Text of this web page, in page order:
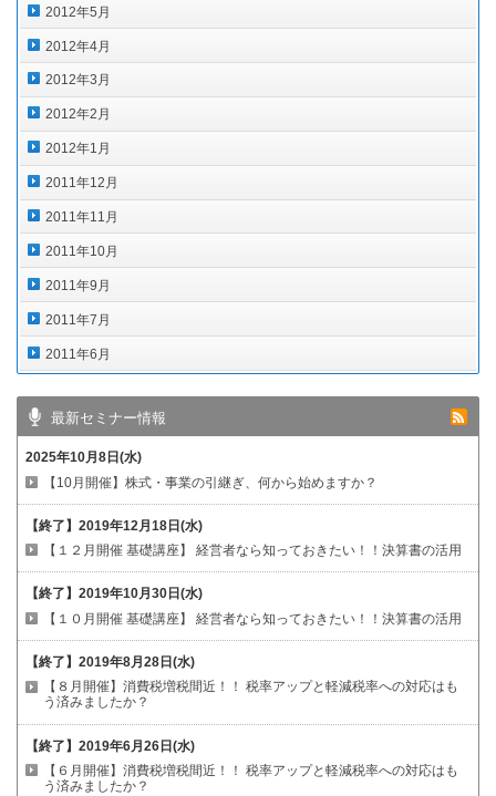
2012年5月
2012年4月
2012年3月
2012年2月
2012年1月
2011年12月
2011年11月
2011年10月
2011年9月
2011年7月
2011年6月
最新セミナー情報
2025年10月8日(水)
【10月開催】株式・事業の引継ぎ、何から始めますか？
【終了】 2019年12月18日(水)
【１２月開催 基礎講座】 経営者なら知っておきたい！！決算書の活用
【終了】 2019年10月30日(水)
【１０月開催 基礎講座】 経営者なら知っておきたい！！決算書の活用
【終了】 2019年8月28日(水)
【８月開催】消費税増税間近！！ 税率アップと軽減税率への対応はも
う済みましたか？
【終了】 2019年6月26日(水)
【６月開催】消費税増税間近！！ 税率アップと軽減税率への対応はも
う済みましたか？